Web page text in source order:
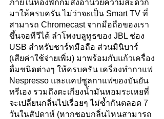
ภายในห้องพักก็มีสิ่งอำนวยความสะดวก
มาให้ครบครัน ไม่ว่าจะเป็น Smart TV ที่
สามารถ Chromecast จากมือถือของเรา
ขึ้นจอทีวีได้ ลำโพงบลูทูธของ JBL ช่อง
USB สำหรับชาร์ทมือถือ ส่วนมินิบาร์
(เสียค่าใช้จ่ายเพิ่ม) มาพร้อมกับแก้วเครื่อง
ดื่มชนิดต่างๆ ให้ครบครัน เครื่องทำกาแฟ
Nespresso และแคปซูลกาแฟของบันยัน
ทรีเอง รวมถึงตะเกียงน้ำมันหอมระเหยที่
จะเปลี่ยนกลิ่นไปเรื่อยๆ ไม่ซ้ำกันตลอด 7
วันในสัปดาห์ (หากชอบกลิ่นไหนสามารถ